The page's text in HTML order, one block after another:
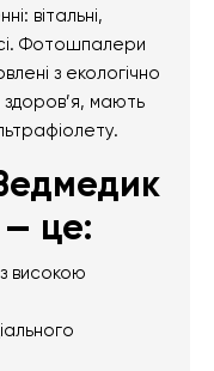
вітальні,
Фотошпалери
з екологічно
здоров’я, мають
— це:
високою